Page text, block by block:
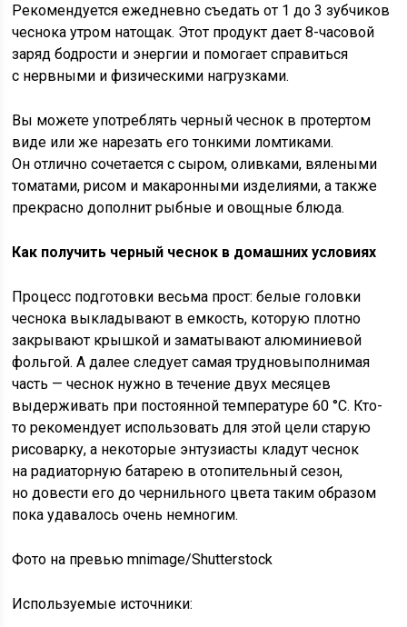
Рекомендуется ежедневно съедать от 1 до 3 зубчиков
чеснока утром натощак. Этот продукт дает 8-часовой
заряд бодрости и энергии и помогает справиться
с нервными и физическими нагрузками.
Вы можете употреблять черный чеснок в протертом
виде или же нарезать его тонкими ломтиками.
Он отлично сочетается с сыром, оливками, вялеными
томатами, рисом и макаронными изделиями, а также
прекрасно дополнит рыбные и овощные блюда.
Как получить черный чеснок в домашних условиях
Процесс подготовки весьма прост: белые головки
чеснока выкладывают в емкость, которую плотно
закрывают крышкой и заматывают алюминиевой
фольгой. А далее следует самая трудновыполнимая
часть — чеснок нужно в течение двух месяцев
выдерживать при постоянной температуре 60 °С. Кто-
то рекомендует использовать для этой цели старую
рисоварку, а некоторые энтузиасты кладут чеснок
на радиаторную батарею в отопительный сезон,
но довести его до чернильного цвета таким образом
пока удавалось очень немногим.
Фото на превью mnimage/Shutterstock
Используемые источники: